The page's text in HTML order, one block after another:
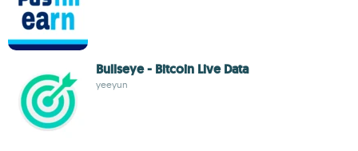
Bullseye - Bitcoin Live Data
yeeyun